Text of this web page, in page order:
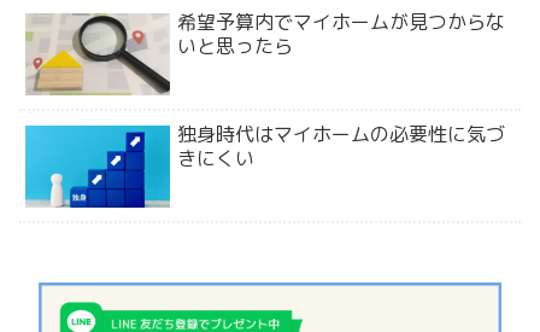
希望予算内でマイホームが見つからな
いと思ったら
独身時代はマイホームの必要性に気づ
きにくい